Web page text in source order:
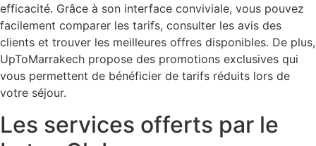
efficacité. Grâce à son interface conviviale, vous pouvez
facilement comparer les tarifs, consulter les avis des
clients et trouver les meilleures offres disponibles. De plus,
UpToMarrakech propose des promotions exclusives qui
vous permettent de bénéficier de tarifs réduits lors de
votre séjour.
Les services offerts par le